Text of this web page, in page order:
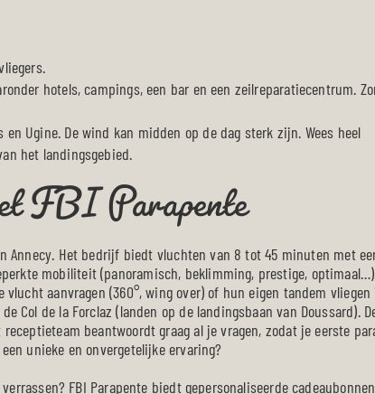
hotels, campings, een bar en een zeilreparatiecentrum.
Ugine. De wind kan midden op de dag sterk zijn. Wees heel
het landingsgebied.
FBI Parapente
Annecy. Het bedrijf biedt vluchten van 8 tot 45 minuten met
mobiliteit (panoramisch, beklimming, prestige,
aanvragen (360°, wing over) of hun eigen tandem
Col de la Forclaz (landen op de landingsbaan van Doussard).
beantwoordt graag al je vragen, zodat je eerste
unieke en onvergetelijke ervaring?
FBI Parapente biedt gepersonaliseerde